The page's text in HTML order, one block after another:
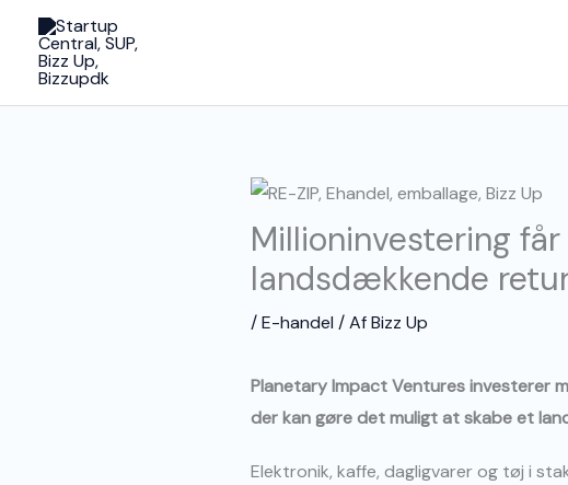
indholdet
Millioninvestering
landsdækkende
/E-handel / AfBizz Up
Planetary Impact Ventures investerer
der kan gøre det muligt at skabe et
Elektronik, kaffe, dagligvarer og tøj i